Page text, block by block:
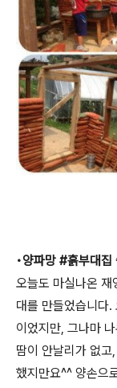
•양파망 ‪#‎흙부대
오늘도 마실나온 재
대를 만들었습니다
이었지만, 그나마
땀이 안날리가 없
했지만요^^ 양손으